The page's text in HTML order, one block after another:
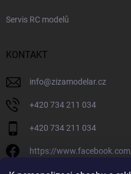
Servis RC modelů
KONTAKT
info@zizamodelar.cz
+420 734 211 034
+420 734 211 034
https://